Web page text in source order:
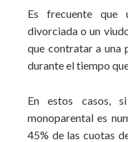
Es frecuente que
divorciada o un
que contratar a una
durante el tiempo
En estos casos,
monoparental es
45% de las cuotas